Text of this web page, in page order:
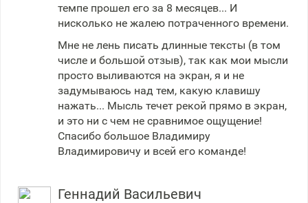
темпе прошел его за 8 месяцев... И
нисколько не жалею потраченного времени.
Мне не лень писать длинные тексты (в том
числе и большой отзыв), так как мои мысли
просто выливаются на экран, я и не
задумываюсь над тем, какую клавишу
нажать... Мысль течет рекой прямо в экран,
и это ни с чем не сравнимое ощущение!
Спасибо большое Владимиру
Владимировичу и всей его команде!
Геннадий Васильевич